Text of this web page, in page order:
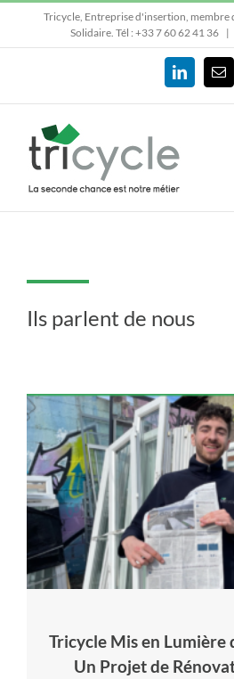
contenu
Tricycle, Entreprise d'insertion, membre
Solidaire. Tél : +33 7 60 62 41 36 |
LinkedIn
Ils parlent de nous
Tricycle Mis en Lumière
Un Projet de